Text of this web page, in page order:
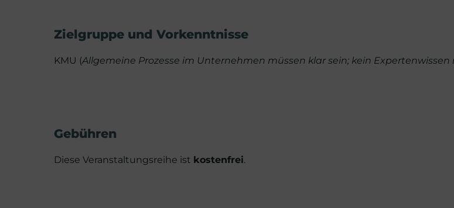
Zielgruppe und Vorkenntnisse
KMU (Allgemeine Prozesse im Unternehmen müssen klar sein; kein
Gebühren
Diese Veranstaltungsreihe ist kostenfrei.